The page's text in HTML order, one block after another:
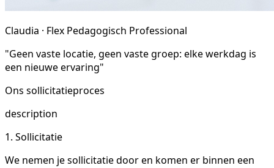
Claudia · Flex Pedagogisch Professional
"Geen vaste locatie, geen vaste groep: elke werkdag is
een nieuwe ervaring"
Ons sollicitatieproces
description
1. Sollicitatie
We nemen je sollicitatie door en komen er binnen een